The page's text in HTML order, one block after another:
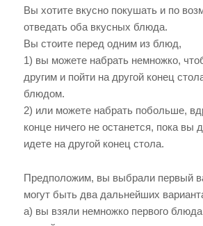
Вы хотите вкусно покушать и по
отведать оба вкусных блюда.
Вы стоите перед одним из блюд,
1) вы можете набрать немножко,
другим и пойти на другой конец
блюдом.
2) или можете набрать побольше,
конце ничего не останется, пока вы
идете на другой конец стола.
Предположим, вы выбрали первый
могут быть два дальнейших
а) вы взяли немножко первого